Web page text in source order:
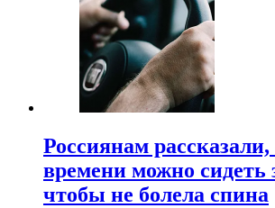
Россиянам
времени можно сидеть
чтобы не болела спина